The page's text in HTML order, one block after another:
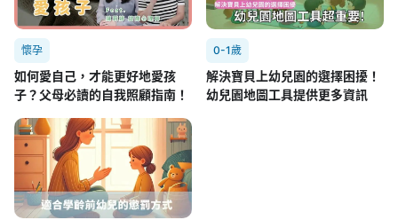
懷孕
如何愛自己，才能更好地愛孩
子？父母必讀的自我照顧指南！
0-1歲
解決寶貝上幼兒園的選擇困擾！
幼兒園地圖工具提供更多資訊